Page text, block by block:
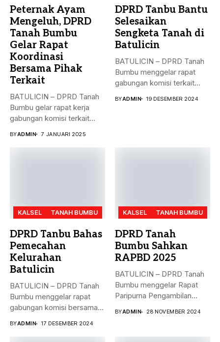
Peternak Ayam
Mengeluh, DPRD
Tanah Bumbu
Gelar Rapat
Koordinasi
Bersama Pihak
Terkait
BATULICIN – DPRD Tanah
Bumbu gelar rapat kerja
gabungan komisi terkait
BYADMIN 7 JANUARI 2025
DPRD Tanbu Bantu
Selesaikan
Sengketa Tanah di
Batulicin
BATULICIN – DPRD Tanah
Bumbu menggelar rapat
gabungan komisi terkait
BYADMIN 19 DESEMBER 2024
KALSEL TANAH BUMBU
DPRD Tanbu Bahas
Pemecahan
Kelurahan
Batulicin
BATULICIN – DPRD Tanah
Bumbu menggelar rapat
gabungan komisi bersama
BYADMIN 17 DESEMBER 2024
KALSEL TANAH BUMBU
DPRD Tanah
Bumbu Sahkan
RAPBD 2025
BATULICIN – DPRD Tanah
Bumbu menggelar Rapat
Paripurna Pengambilan
BYADMIN 28 NOVEMBER 2024